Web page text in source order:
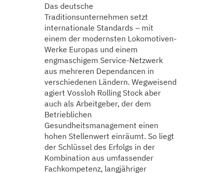
Das deutsche
Traditionsunternehmen setzt
internationale Standards – mit
einem der modernsten Lokomotiven-
Werke Europas und einem
engmaschigem Service-Netzwerk
aus mehreren Dependancen in
verschiedenen Ländern. Wegweisend
agiert Vossloh Rolling Stock aber
auch als Arbeitgeber, der dem
Betrieblichen
Gesundheitsmanagement einen
hohen Stellenwert einräumt. So liegt
der Schlüssel des Erfolgs in der
Kombination aus umfassender
Fachkompetenz, langjähriger